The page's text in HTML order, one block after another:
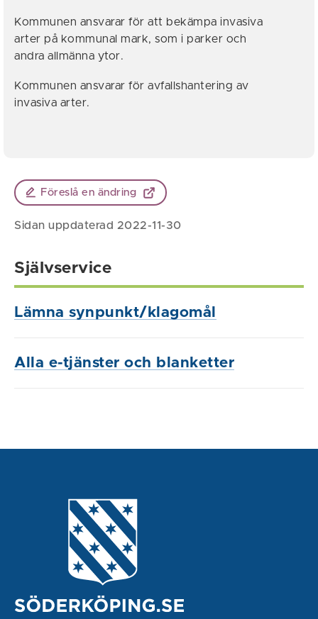
Kommunen ansvarar för att bekämpa invasiva
arter på kommunal mark, som i parker och
andra allmänna ytor.
Kommunen ansvarar för avfallshantering av
invasiva arter.
Föreslå en ändring
Sidan uppdaterad 2022-11-30
Självservice
Lämna synpunkt/klagomål
Alla e-tjänster och blanketter